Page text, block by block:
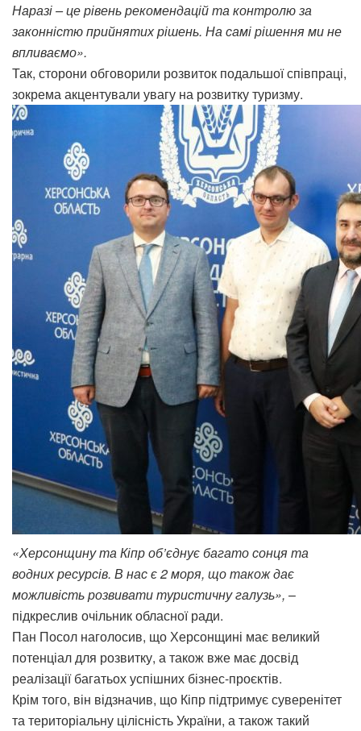
Наразі – це рівень рекомендацій та контролю за
законністю прийнятих рішень. На самі рішення ми не
впливаємо».
Так, сторони обговорили розвиток подальшої співпраці,
зокрема акцентували увагу на розвитку туризму.
«Херсонщину та Кіпр об’єднує багато сонця та
водних ресурсів. В нас є 2 моря, що також дає
можливість розвивати туристичну галузь», –
підкреслив очільник обласної ради.
Пан Посол наголосив, що Херсонщині має великий
потенціал для розвитку, а також вже має досвід
реалізації багатьох успішних бізнес-проєктів.
Крім того, він відзначив, що Кіпр підтримує суверенітет
та територіальну цілісність України, а також такий